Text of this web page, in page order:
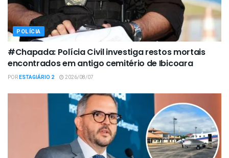
POLÍCIA
#Chapada: Polícia Civil investiga restos mortais
encontrados em antigo cemitério de Ibicoara
PORESTAGIÁRIO 2 2026/08/07